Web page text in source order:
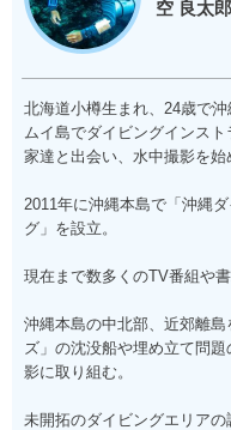
空 良太郎
北海道小樽生まれ、24歳で
ムイ島でダイビングインス
家達と出会い、水中撮影を始
2011年に沖縄本島で「沖縄
グ」を設立。
現在まで数多くのTV番組や
沖縄本島の中北部、近郊離
ズ」の沈没船や埋め立て問
影に取り組む。
未開拓のダイビングエリア